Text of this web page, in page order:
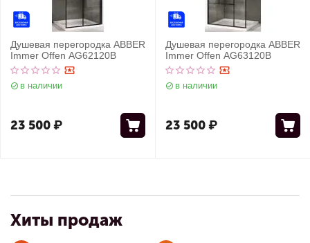
Душевая перегородка ABBER
Immer Offen AG62120B
в наличии
23 500₽
Душевая перегородка ABBER
Immer Offen AG63120B
в наличии
23 500₽
Хиты продаж